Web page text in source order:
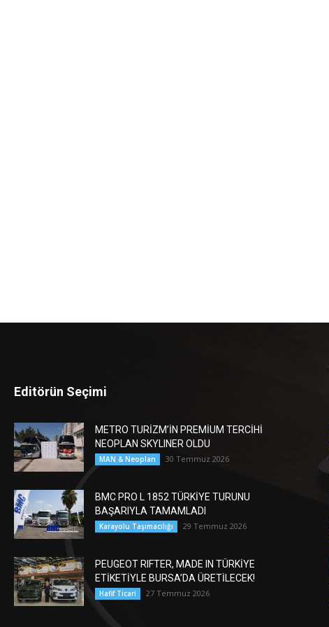
Editörün Seçimi
METRO TURİZM’İN PREMİUM TERCİHİ
NEOPLAN SKYLINER OLDU
MAN & Neoplan 30 Temmuz 2026
BMC PRO L 1852 TÜRKİYE TURUNU
BAŞARIYLA TAMAMLADI
Karayolu Taşımacılığı 29 Temmuz 2026
PEUGEOT RIFTER, MADE IN TÜRKİYE
ETİKETİYLE BURSA’DA ÜRETİLECEK!
Hafif Ticari 27 Temmuz 2026